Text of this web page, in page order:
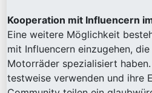
Kooperation mit Influencern
Eine weitere Möglichkeit
mit Influencern einzugehen,
Motorräder spezialisiert
testweise verwenden und ihre